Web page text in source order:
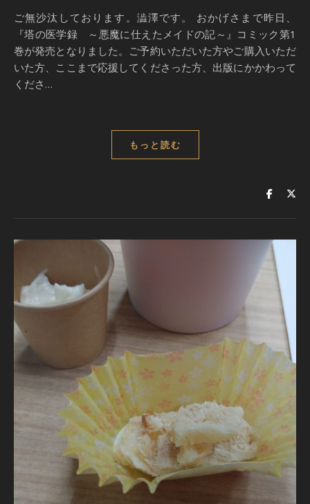
ご無沙汰しております。澁澤です。 おかげさまで昨日、
『塔の医学録 ～悪魔に仕えたメイドの記～』コミック第1
巻が発売となりました。ご予約いただいた方やご購入いただ
いた方、ここまで応援してくださった方、出版にかかわって
くださ…
もっと読む